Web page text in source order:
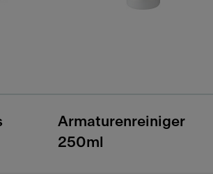
Armaturenreiniger
250ml